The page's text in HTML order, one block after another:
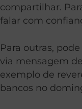
compartilhar.
falar com
Para outras,
via mensagem
exemplo de
bancos no